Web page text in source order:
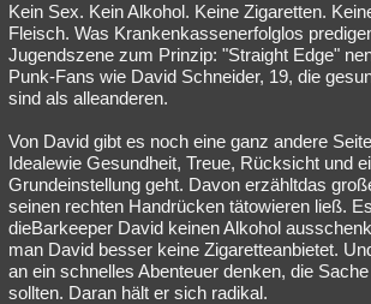
Astronomie Helpdesk Gruppen
Musik Clash Verbesserungen
Besucht Teilgenommen Alle Neue
Lesenswert Schlüsselwörter
Kein Sex. Kein Alkohol. Keine Zigaretten.
Fleisch. Was Krankenkassenerfolglos
Jugendszene zum Prinzip: "Straight Edge"
Punk-Fans wie David Schneider, 19, die
sind als alleanderen.
Von David gibt es noch eine ganz andere
Idealewie Gesundheit, Treue, Rücksicht und
Grundeinstellung geht. Davon erzähltdas
seinen rechten Handrücken tätowieren ließ.
dieBarkeeper David keinen Alkohol
man David besser keine Zigaretteanbietet.
an ein schnelles Abenteuer denken, die
sollten. Daran hält er sich radikal.